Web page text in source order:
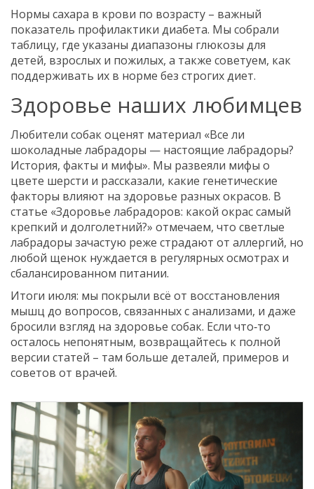
Нормы сахара в крови по возрасту – важный
показатель профилактики диабета. Мы собрали
таблицу, где указаны диапазоны глюкозы для
детей, взрослых и пожилых, а также советуем, как
поддерживать их в норме без строгих диет.
Здоровье наших любимцев
Любители собак оценят материал «Все ли
шоколадные лабрадоры — настоящие лабрадоры?
История, факты и мифы». Мы развеяли мифы о
цвете шерсти и рассказали, какие генетические
факторы влияют на здоровье разных окрасов. В
статье «Здоровье лабрадоров: какой окрас самый
крепкий и долголетний?» отмечаем, что светлые
лабрадоры зачастую реже страдают от аллергий, но
любой щенок нуждается в регулярных осмотрах и
сбалансированном питании.
Итоги июля: мы покрыли всё от восстановления
мышц до вопросов, связанных с анализами, и даже
бросили взгляд на здоровье собак. Если что‑то
осталось непонятным, возвращайтесь к полной
версии статей – там больше деталей, примеров и
советов от врачей.